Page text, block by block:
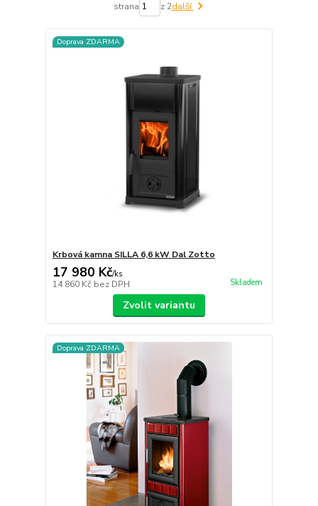
strana z 2další
Doprava ZDARMA
Krbová kamna SILLA 6,6 kW Dal Zotto
17 980 Kč/ks
14 860 Kč bez DPH Skladem
Zvolit variantu
Doprava ZDARMA